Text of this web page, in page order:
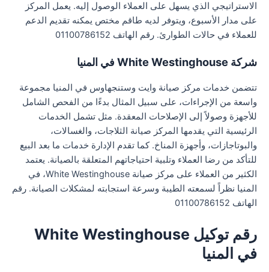
الاستراتيجي الذي يسهل على العملاء الوصول إليه. يعمل المركز
على مدار الأسبوع، ويتوفر لديه طاقم مختص يمكنه تقديم الدعم
للعملاء في حالات الطوارئ. رقم الهاتف 01100786152
شركة White Westinghouse في المنيا
تتضمن خدمات مركز صيانة وايت وستنجهاوس في المنيا مجموعة
واسعة من الإجراءات، على سبيل المثال بدءًا من الفحص الشامل
للأجهزة وصولاً إلى الإصلاحات المعقدة. مثل تشمل الخدمات
الرئيسية التي يقدمها المركز صيانة الثلاجات، والغسالات،
والبوتاجازات، وأجهزة المناخ. كما تقدم الإدارة خدمات ما بعد البيع
للتأكد من رضا العملاء وتلبية احتياجاتهم المتعلقة بالصيانة. يعتمد
الكثير من العملاء على مركز صيانة White Westinghouse، في
المنيا نظراً لسمعته الطيبة وسرعة استجابته لمشكلات الصيانة. رقم
الهاتف 01100786152
رقم توكيل White Westinghouse
في المنيا